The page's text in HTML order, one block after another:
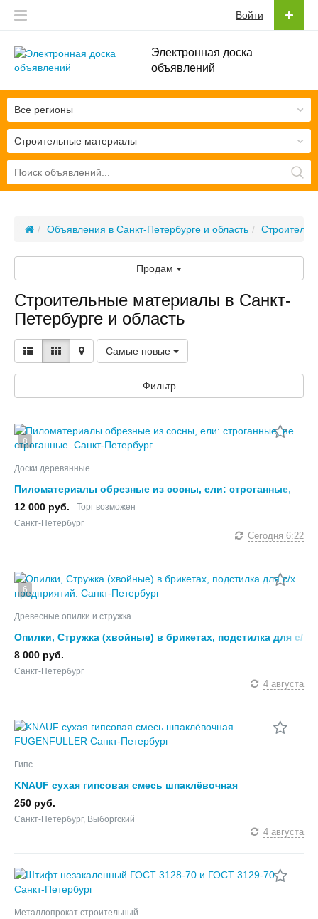
Электронная доска
объявлений
Войти
Строительные материалы
Все регионы
Объявления в Санкт-Петербурге и область
Продам
Строительные материалы в Санкт-
Петербурге и область
Самые новые
Фильтр
8
Доски деревянные
Пиломатериалы обрезные из сосны, ели: строганные,
не строганные.
12 000 руб.
Торг возможен
Санкт-Петербург
Сегодня 6:22
6
Древесные опилки и стружка
Опилки, Стружка (хвойные) в брикетах, подстилка для с/
х предприятий.
8 000 руб.
Санкт-Петербург
4 августа
Гипс
KNAUF сухая гипсовая смесь шпаклёвочная
FUGENFULLER
250 руб.
Санкт-Петербург, Выборгский
4 августа
Металлопрокат строительный